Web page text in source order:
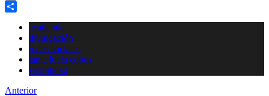
Link
Print
academia
divulgación
redes sociales
tania lucía cobos
visibilidad
Anterior